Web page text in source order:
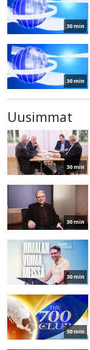
30 min
30 min
Uusimmat
30 min
30 min
30 min
30 min